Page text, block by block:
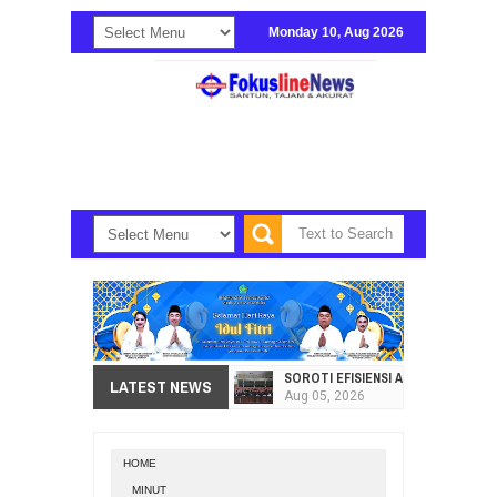
Monday 10, Aug 2026
LATEST NEWS SOROTI EFISIENSI APBD, DPRD
Aug 05, 2026
HOME
MINUT